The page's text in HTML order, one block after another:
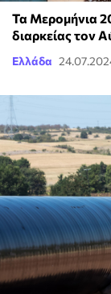
Τα Μερομήνια
διαρκείας τον
Ελλάδα